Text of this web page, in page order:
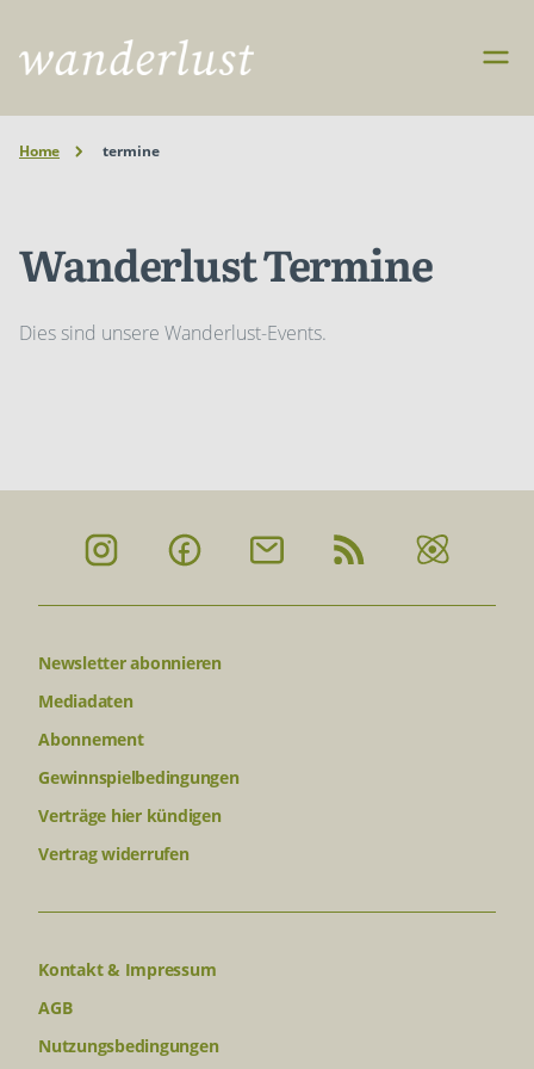
Home termine
Wanderlust Termine
Dies sind unsere Wanderlust-Events.
Newsletter abonnieren
Mediadaten
Abonnement
Gewinnspielbedingungen
Verträge hier kündigen
Vertrag widerrufen
Kontakt & Impressum
AGB
Nutzungsbedingungen